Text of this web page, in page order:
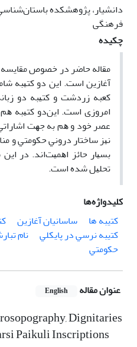
دانشیار، ﭘﮋوهشکده
ﻓﺮهنگی
چکیده
ﻣﻘﺎﻟﻪ ﺣﺎﺿﺮ در ﺧﺼﻮص ﻣﻘﺎﻳﺴﻪ
آﻏﺎزﻳﻦ اﺳﺖ. اﻳﻦ دو ﻛﺘﻴﺒﻪ
ﻛﻌﺒﻪ زردﺷﺖ و ﻛﺘﻴﺒﻪ دو
اﻣﺮوزی اﺳﺖ. اﻳﻦدو ﻛﺘﻴﺒﻪ
ﻋﺼﺮ ﺧﻮد و ﻫﻢ ﺑﻪ ﺟﻬﺖ
ﻧﻴﺰ ﺳﺎﺧﺘﺎر دروﻧﻲ ﺣﻜﻮﻣﺘﻲ و
ﺑﺴﻴﺎر ﺣﺎﺋﺰ اﻫﻤﻴﺖاﻧﺪ. در
ﺗﺤﻠﻴﻞ ﺷﺪه اﺳﺖ.
کلیدواژه‌ها
ﻛﺘیبه ها
ﺳﺎﺳﺎنیان آﻏﺎزﻳﻦ
ﻛﺘیبه ﻧﺮﺳﻲ در ﭘﺎﻳﻜﻠﻲ
ﻧﺎم
ﺣﻜﻮﻣﺘﻲ
عنوان مقاله English
Dignitaries
Paikuli Inscriptions